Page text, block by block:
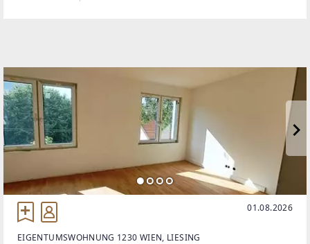
Wohnung liegt im zweiten Stock, besticht
01.08.2026
EIGENTUMSWOHNUNG 1230 WIEN, LIESING